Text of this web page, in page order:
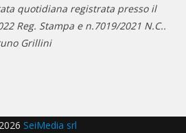
quotidiana registrata presso il
Reg. Stampa e n.7019/2021 N.C..
Grillini
SeiMedia srl